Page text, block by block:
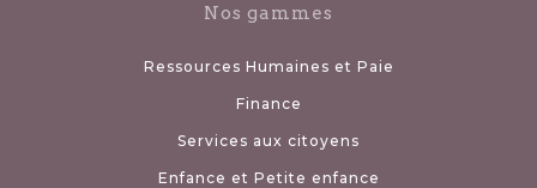
Nos gammes
Ressources Humaines et Paie
Finance
Services aux citoyens
Enfance et Petite enfance